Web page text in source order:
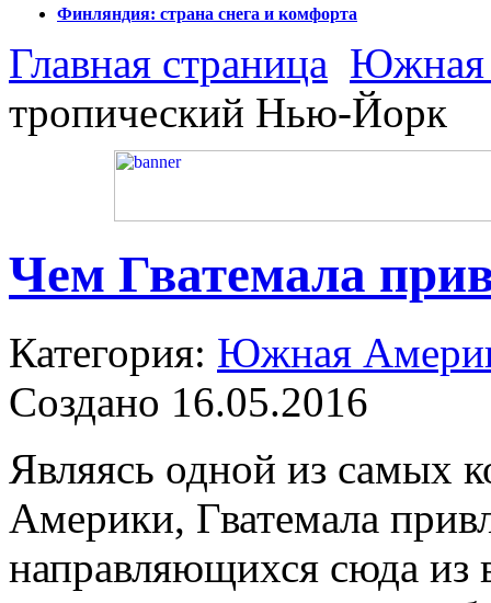
Финляндия: страна снега и комфорта
Главная страница Южная
тропический Нью-Йорк
Чем Гватемала
Категория: Южная
Создано 16.05.2016
Являясь одной из самых
Америки, Гватемала
направляющихся сюда из